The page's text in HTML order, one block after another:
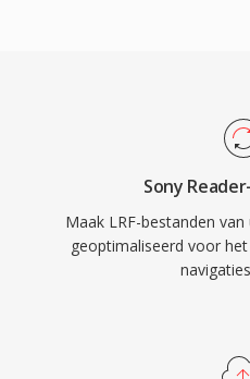
Sony
Maak LRF-bestanden
geoptimaliseerd voor